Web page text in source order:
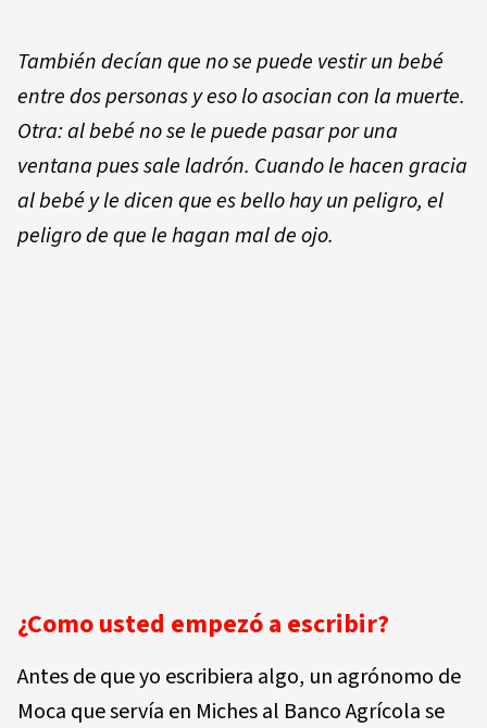
También decían que no se puede vestir un bebé
entre dos personas y eso lo asocian con la muerte.
Otra: al bebé no se le puede pasar por una
ventana pues sale ladrón. Cuando le hacen gracia
al bebé y le dicen que es bello hay un peligro, el
peligro de que le hagan mal de ojo.
¿Como usted empezó a escribir?
Antes de que yo escribiera algo, un agrónomo de
Moca que servía en Miches al Banco Agrícola se